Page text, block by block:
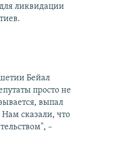
для ликвидации
Бейал
просто не
выпал
Нам сказали, что
–